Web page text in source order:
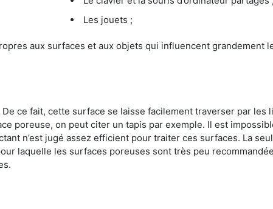
Les jouets ;
aux surfaces et aux objets qui influencent grandement
ce fait, cette surface se laisse facilement traverser par les
poreuse, on peut citer un tapis par exemple. Il est
n’est jugé assez efficient pour traiter ces surfaces. La
laquelle les surfaces poreuses sont très peu